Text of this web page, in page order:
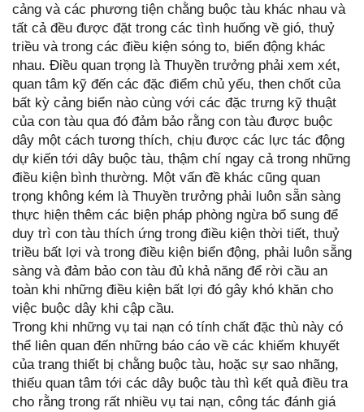
cảng và các phương tiện chằng buộc tàu khác nhau và
tất cả đều được đặt trong các tình huống về gió, thuỷ
triều và trong các điều kiện sóng to, biển động khác
nhau. Điều quan trọng là Thuyền trưởng phải xem xét,
quan tâm kỹ đến các đặc điểm chủ yếu, then chốt của
bất kỳ cảng biển nào cùng với các đặc trưng kỹ thuật
của con tàu qua đó đảm bảo rằng con tàu được buộc
dây một cách tương thích, chịu được các lực tác động
dự kiến tới dây buộc tàu, thậm chí ngay cả trong những
điều kiện bình thường. Một vấn đề khác cũng quan
trọng không kém là Thuyền trưởng phải luôn sẵn sàng
thực hiện thêm các biện pháp phòng ngừa bổ sung để
duy trì con tàu thích ứng trong điều kiện thời tiết, thuỷ
triều bất lợi và trong điều kiện biển động, phải luôn sẵng
sàng và đảm bảo con tàu đủ khả năng để rời cầu an
toàn khi những điều kiện bất lợi đó gây khó khăn cho
việc buộc dây khi cập cầu.
Trong khi những vụ tai nạn có tính chất đặc thù này có
thể liên quan đến những báo cáo về các khiếm khuyết
của trang thiết bị chằng buộc tàu, hoặc sự sao nhãng,
thiếu quan tâm tới các dây buộc tàu thì kết quả điều tra
cho rằng trong rất nhiều vụ tai nạn, công tác đánh giá